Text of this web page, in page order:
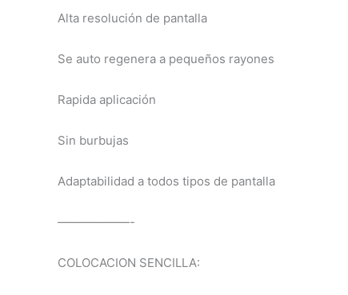
Alta resolución de pantalla
Se auto regenera a pequeños rayones
Rapida aplicación
Sin burbujas
Adaptabilidad a todos tipos de pantalla
——————-
COLOCACION SENCILLA: